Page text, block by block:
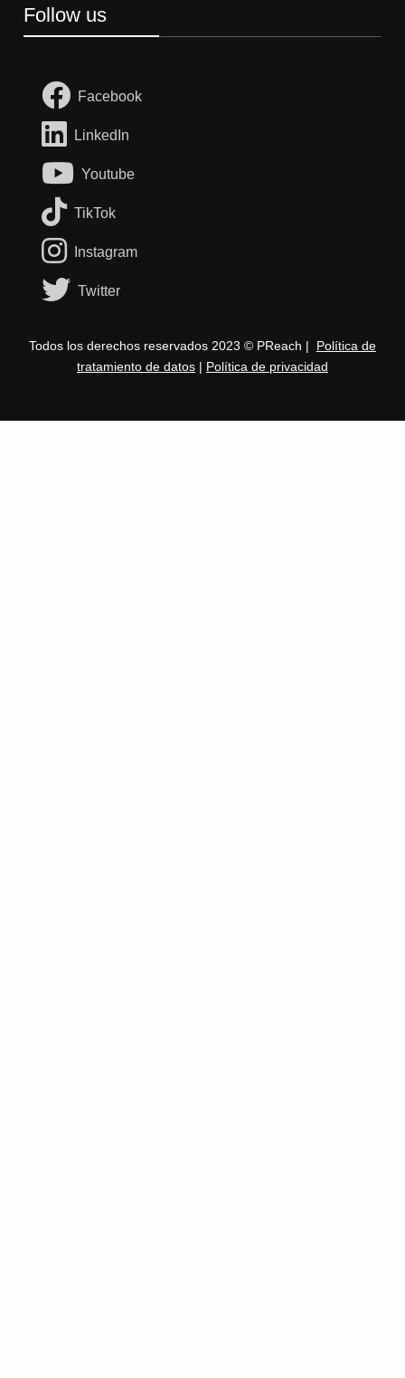
Follow us
Facebook
LinkedIn
Youtube
TikTok
Instagram
Twitter
Todos los derechos reservados 2023 © PReach | Política de
tratamiento de datos | Política de privacidad